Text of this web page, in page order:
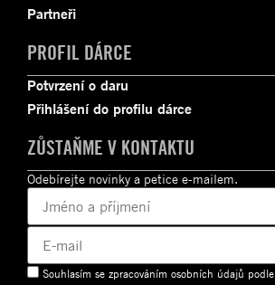
Partneři
PROFIL DÁRCE
Potvrzení o daru
Přihlášení do profilu dárce
ZŮSTAŇME V KONTAKTU
Odebírejte novinky a petice e-mailem.
Souhlasím se zpracováním osobních údajů podle